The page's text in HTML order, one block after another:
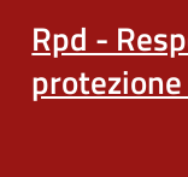
Rpd -